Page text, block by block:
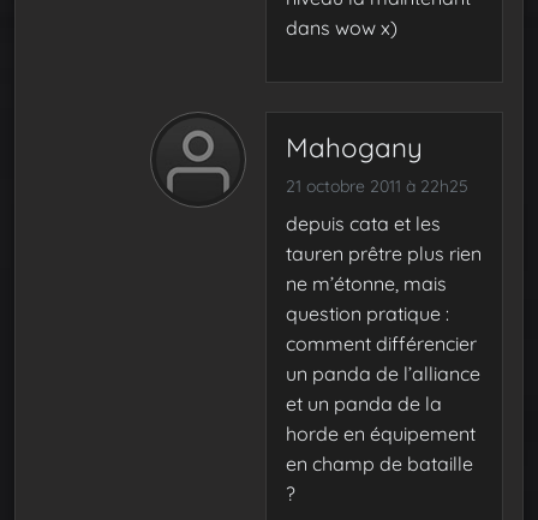
dans wow x)
Mahogany
21 octobre 2011 à 22h25
depuis cata et les
tauren prêtre plus rien
ne m’étonne, mais
question pratique :
comment différencier
un panda de l’alliance
et un panda de la
horde en équipement
en champ de bataille
?